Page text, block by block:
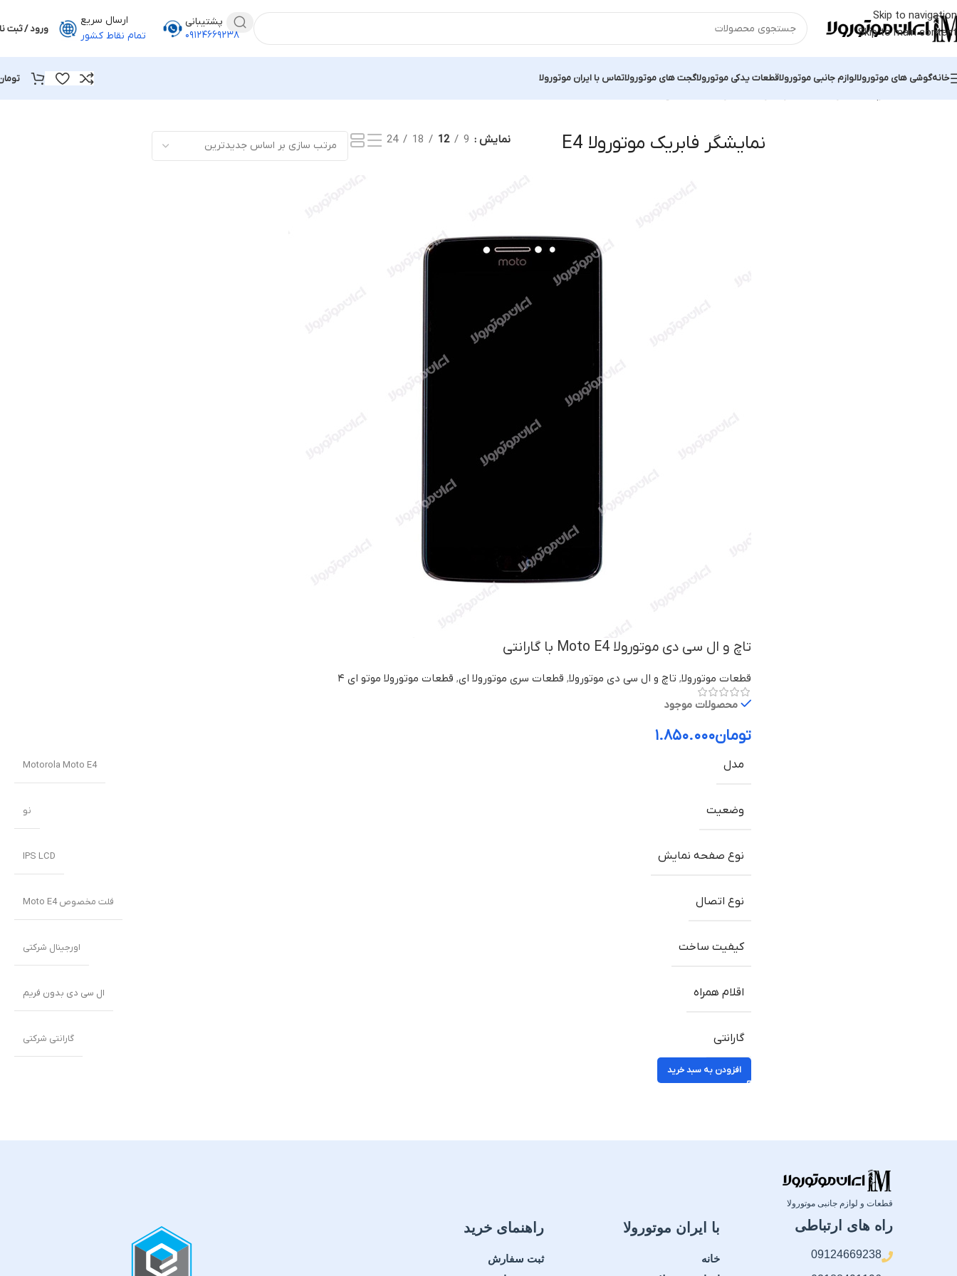
Skip to navigation
Skip to main content
پشتیبانی
۰۹۱۲۴۶۶۹۲۳۸
ارسال سریع
تمام نقاط کشور
ورود / ثبت
خانهگوشی های موتورولالوازم جانبی موتورولاقطعات یدکی موتورولاگجت های موتورولاتماس با ایران موتورولا
نمایشگر فابریک موتورولا E4 نمایش 9
12
18
24
تاچ و ال سی دی موتورولا Moto E4 با گارانتی
قطعات موتورولا, تاچ و ال سی دی موتورولا, قطعات سری موتورولا ای, قطعات موتورولا موتو ای ۴
محصولات موجود
تومان۱.۸۵۰.۰۰۰
مدل Motorola Moto E4
وضعیت نو
نوع صفحه نمایش IPS LCD
نوع اتصال فلت مخصوص Moto E4
کیفیت ساخت اورجینال شرکتی
اقلام همراه ال سی دی بدون فریم
گارانتی گارانتی شرکتی
افزودن به سبد خرید
قطعات و لوازم جانبی موتورولا
راه های ارتباطی
09124669238
با ایران موتورولا
خانه
راهنمای خرید
ثبت سفارش